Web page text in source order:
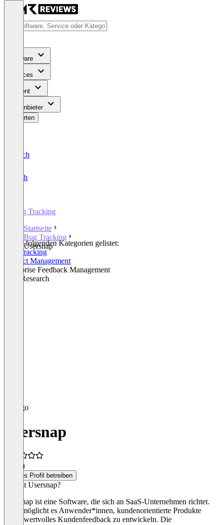
Software
Services
Content
Für Anbieter
Bewerten
Deutsch
English
Bug Tracking
Startseite
Bug Tracking
Usersnap
In den folgenden Kategorien gelistet:
Bug Tracking
Product Management
Enterprise Feedback Management
User Research
Usersnap
(1)
Dieses Profil betreiben
Was ist Usersnap?
Usersnap ist eine Software, die sich an SaaS-Unternehmen richtet.
Sie ermöglicht es Anwender*innen, kundenorientierte Produkte
durch wertvolles Kundenfeedback zu entwickeln. Die